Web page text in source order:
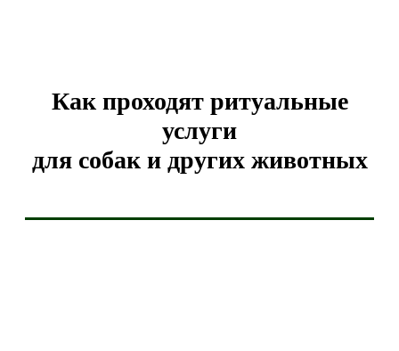
Как проходят ритуальные
услуги
для собак и других животных